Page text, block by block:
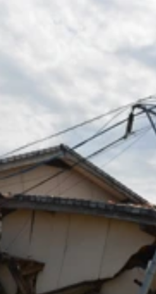
害を与えた